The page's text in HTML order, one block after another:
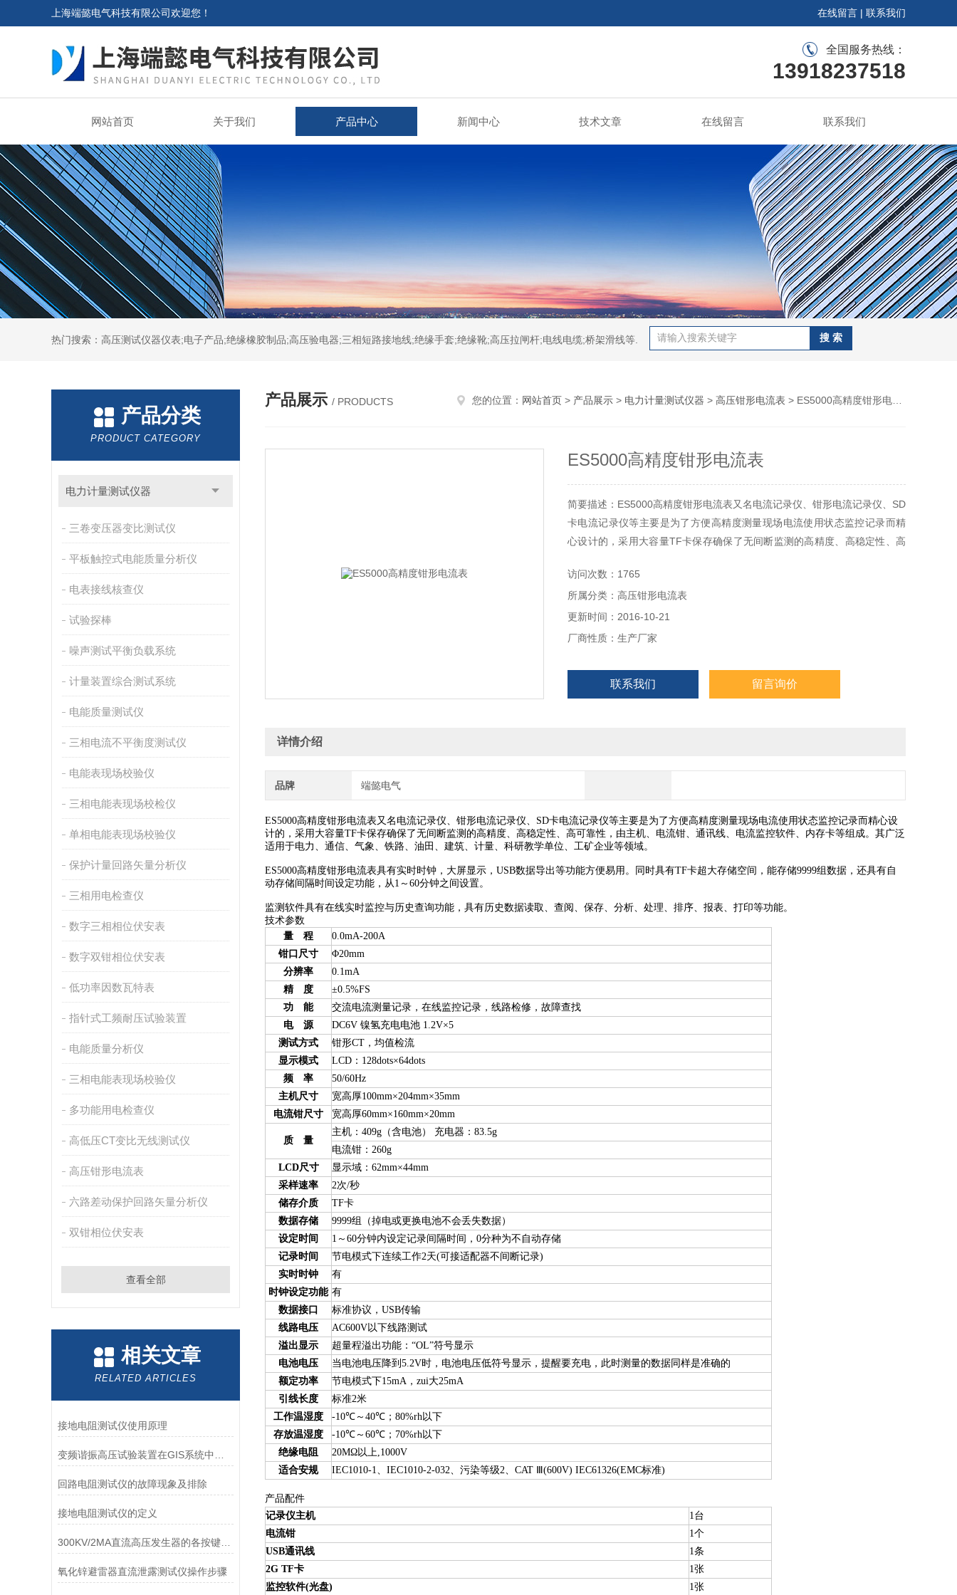
上海端懿电气科技有限公司欢迎您！ 在线留言 | 联系我们
全国服务热线：
13918237518
网站首页 关于我们 产品中心 新闻中心 技术文章 在线留言 联系我们
热门搜索：高压测试仪器仪表;电子产品;绝缘橡胶制品;高压验电器;三相短路接地线;绝缘手套;绝缘靴;高压拉闸杆;电线电缆;桥架滑线等.
产品分类
PRODUCT CATEGORY
电力计量测试仪器
三卷变压器变比测试仪
平板触控式电能质量分析仪
电表接线核查仪
试验探棒
噪声测试平衡负载系统
计量装置综合测试系统
电能质量测试仪
三相电流不平衡度测试仪
电能表现场校验仪
三相电能表现场校检仪
单相电能表现场校验仪
保护计量回路矢量分析仪
三相用电检查仪
数字三相相位伏安表
数字双钳相位伏安表
低功率因数瓦特表
指针式工频耐压试验装置
电能质量分析仪
三相电能表现场校验仪
多功能用电检查仪
高低压CT变比无线测试仪
高压钳形电流表
六路差动保护回路矢量分析仪
双钳相位伏安表
查看全部
相关文章
RELATED ARTICLES
接地电阻测试仪使用原理
回路电阻测试仪的故障现象及排除
接地电阻测试仪的定义
300KV/2MA直流高压发生器的各按键作用分享
氧化锌避雷器直流泄露测试仪操作步骤
产品展示 / PRODUCTS 您的位置： 网站首页 > 产品展示 > 电力计量测试仪器 > 高压钳形电流表 > ES5000高精度钳形电流表
ES5000高精度钳形电流表
简要描述：ES5000高精度钳形电流表又名电流记录仪、钳形电流记录仪、SD
卡电流记录仪等主要是为了方便高精度测量现场电流使用状态监控记录而精
心设计的，采用大容量TF卡保存确保了无间断监测的高精度、高稳定性、高
适用于电力、通信、气象、铁路、油田、建筑、计量、科研教学单位、工矿
企业等领域。
访问次数：1765
所属分类：高压钳形电流表
更新时间：2016-10-21
厂商性质：生产厂家
联系我们 留言询价
详情介绍
品牌 端懿电气
ES5000高精度钳形电流表又名电流记录仪、钳形电流记录仪、SD卡电流记录仪等主要是为了方便高精度测量现场电流使用状态监控记录而精心设
计的，采用大容量TF卡保存确保了无间断监测的高精度、高稳定性、高可靠性，由主机、电流钳、通讯线、电流监控软件、内存卡等组成。其广泛
适用于电力、通信、气象、铁路、油田、建筑、计量、科研教学单位、工矿企业等领域。
ES5000高精度钳形电流表具有实时时钟，大屏显示，USB数据导出等功能方便易用。同时具有TF卡超大存储空间，能存储9999组数据，还具有自
动存储间隔时间设定功能，从1～60分钟之间设置。
监测软件具有在线实时监控与历史查询功能，具有历史数据读取、查阅、保存、分析、处理、排序、报表、打印等功能。
技术参数
量 程
0.0mA-200A
钳口尺寸
Φ20mm
分辨率
0.1mA
精 度
±0.5%FS
功 能
交流电流测量记录，在线监控记录，线路检修，故障查找
电 源
DC6V 镍氢充电电池 1.2V×5
测试方式
钳形CT，均值检流
显示模式
LCD：128dots×64dots
频 率
50/60Hz
主机尺寸
宽高厚100mm×204mm×35mm
电流钳尺寸
宽高厚60mm×160mm×20mm
质 量
主机：409g（含电池） 充电器：83.5g
电流钳：260g
LCD尺寸
显示域：62mm×44mm
采样速率
2次/秒
储存介质
TF卡
数据存储
9999组（掉电或更换电池不会丢失数据）
设定时间
1～60分钟内设定记录间隔时间，0分种为不自动存储
记录时间
节电模式下连续工作2天(可接适配器不间断记录)
实时时钟
有
时钟设定功能 有
数据接口
标准协议，USB传输
线路电压
AC600V以下线路测试
溢出显示
超量程溢出功能：“OL”符号显示
电池电压
当电池电压降到5.2V时，电池电压低符号显示，提醒要充电，此时测量的数据同样是准确的
额定功率
节电模式下15mA，zui大25mA
引线长度
标准2米
工作温湿度
-10℃～40℃；80%rh以下
存放温湿度
-10℃～60℃；70%rh以下
绝缘电阻
20MΩ以上,1000V
适合安规
IEC1010-1、IEC1010-2-032、污染等级2、CAT Ⅲ(600V) IEC61326(EMC标准)
产品配件
记录仪主机
1台
电流钳
1个
USB通讯线
1条
2G TF卡
1张
监控软件(光盘)
1张